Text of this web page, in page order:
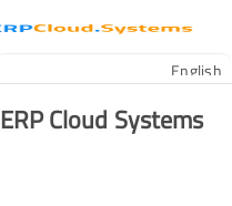
ERP Cloud Systems - المنطقة الجغرافية